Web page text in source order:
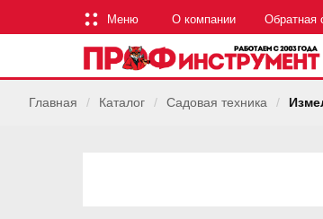
Меню Обратная
О компании
Главная / Каталог / Садовая техника /